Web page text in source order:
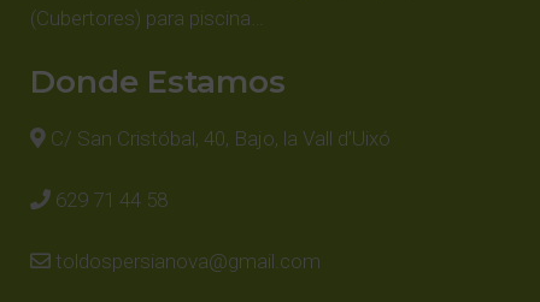
(Cubertores) para piscina…
Donde Estamos
C/ San Cristóbal, 40, Bajo, la Vall d’Uixó
629 71 44 58
toldospersianova@gmail.com